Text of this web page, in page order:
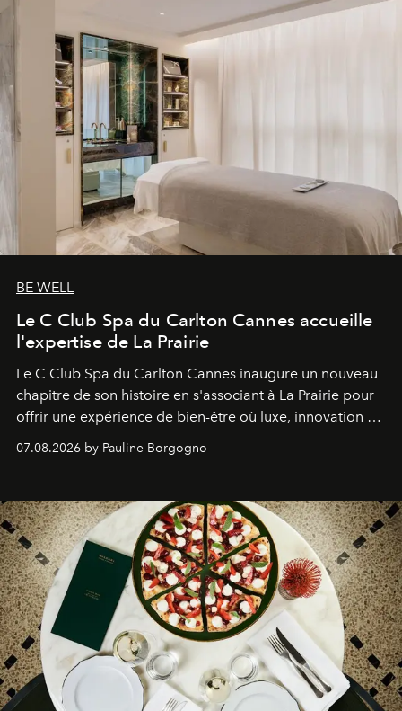
BE WELL
Le C Club Spa du Carlton Cannes accueille
l'expertise de La Prairie
Le C Club Spa du Carlton Cannes inaugure un nouveau
chapitre de son histoire en s'associant à La Prairie pour
offrir une expérience de bien-être où luxe, innovation et
07.08.2026 by Pauline Borgogno